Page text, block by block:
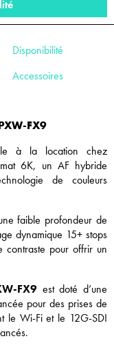
Disponibilité
Accessoires
FX9
à la location chez
6K, un AF hybride
de couleurs
faible profondeur de
dynamique 15+ stops
contraste pour offrir un
FX9 est doté d’une
pour des prises de
le Wi-Fi et le 12G-SDI